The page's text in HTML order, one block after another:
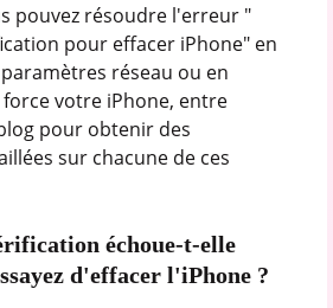
pouvez résoudre l'erreur "
pour effacer iPhone" en
réseau ou en
votre iPhone, entre
pour obtenir des
sur chacune de ces
échoue-t-elle
d'effacer l'iPhone ?